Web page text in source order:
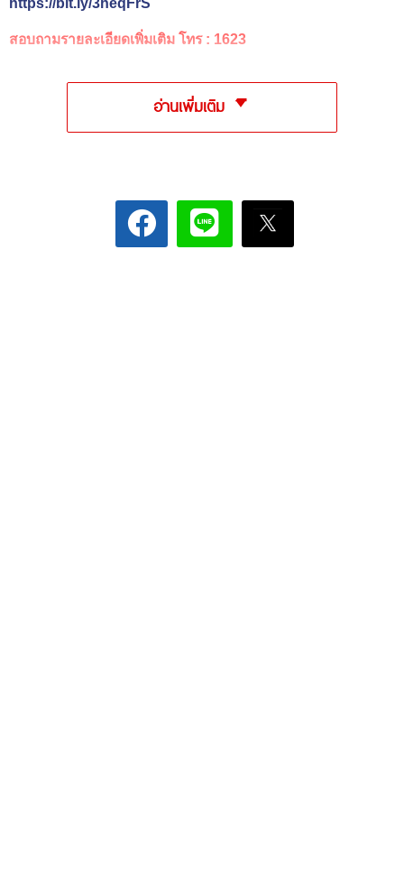
https://bit.ly/3heqFrS
สอบถามรายละเอียดเพิ่มเติม โทร : 1623
อ่านเพิ่มเติม